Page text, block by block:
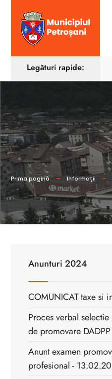
Legături rapide:
Prima pagină Informații
Anunturi 2024
COMUNICAT taxe si
Proces verbal
de promovare
Anunt examen
profesional -